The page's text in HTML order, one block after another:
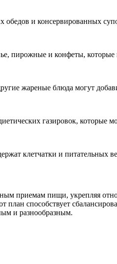
обедов и консервированных
пирожные и конфеты,
жареные блюда могут
газировок, которые
клетчатки и питательных
приемам пищи, укрепляя
план способствует
и разнообразным.